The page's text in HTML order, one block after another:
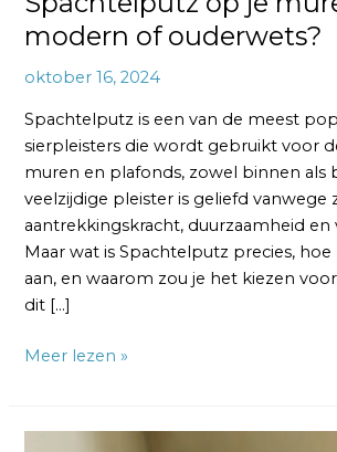
modern of ouderwets?
oktober 16, 2024
Spachtelputz is een van de meest
sierpleisters die wordt gebruikt voor
muren en plafonds, zowel binnen als
veelzijdige pleister is geliefd vanwege
aantrekkingskracht, duurzaamheid en
Maar wat is Spachtelputz precies,
aan, en waarom zou je het kiezen
dit […]
Meer lezen »